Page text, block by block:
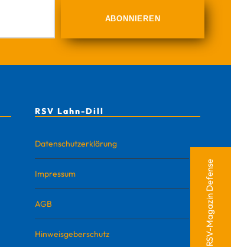
RSV Lahn-Dill
Datenschutzerklärung
Impressum
AGB
Hinweisgeberschutz RSV-Magazin Defense